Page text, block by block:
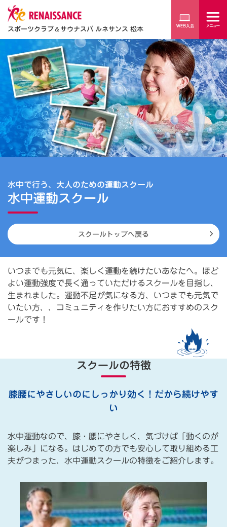
スポーツクラブ＆サウナスパ ルネサンス 松本
水中で行う、大人のための運動スクール
水中運動スクール
スクールトップへ戻る
いつまでも元気に、楽しく運動を続けたいあなたへ。ほど
よい運動強度で長く通っていただけるスクールを目指し、
生まれました。運動不足が気になる方、いつまでも元気で
いたい方、、コミュニティを作りたい方におすすめのスク
ールです！
スクールの特徴
膝腰にやさしいのにしっかり効く！だから続けやす
い
水中運動なので、膝・腰にやさしく、気づけば「動くのが
楽しみ」になる。はじめての方でも安心して取り組める工
夫がつまった、水中運動スクールの特徴をご紹介します。